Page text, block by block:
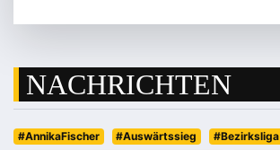
NACHRICHTEN
#AnnikaFischer #Auswärtssieg #Bezirksliga